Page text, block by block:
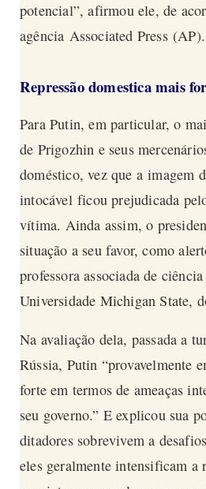
potencial”, afirmou ele, de
agência Associated Press(AP).
Repressão domestica mais
Para Putin, em particular, o
de Prigozhin e seus
doméstico, vez que a imagem
intocável ficou prejudicada
vítima. Ainda assim, o
situação a seu favor, como
professora associada de
Universidade Michigan State,
Na avaliação dela, passada a
Rússia, Putin “provavelmente
forte em termos de ameaças
seu governo.” E explicou sua
ditadores sobrevivem a
eles geralmente intensificam a